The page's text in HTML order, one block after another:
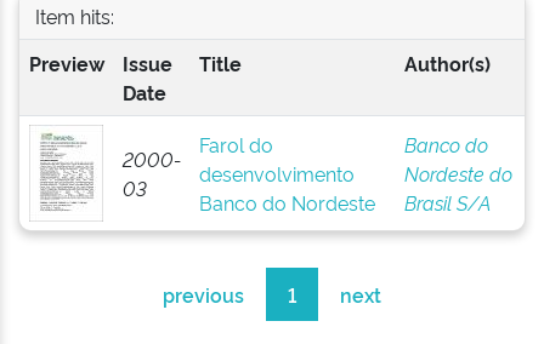
Item hits:
Preview
Issue
Date
Title Author(s)
2000-
03
Farol do
desenvolvimento
Banco do Nordeste
Banco do
Nordeste do
Brasil S/A
previous 1 next